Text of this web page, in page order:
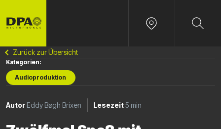
Zurück zur Übersicht
Kategorien:
Audioproduktion
Autor Eddy Bøgh Brixen Lesezeit5 min